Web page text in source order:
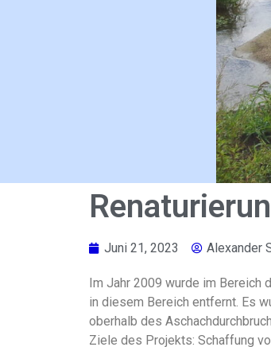
Juni 21, 2023 Alexander
Im Jahr 2009 wurde im Bereich
in diesem Bereich entfernt. Es
oberhalb des
Ziele des Projekts: Schaffung